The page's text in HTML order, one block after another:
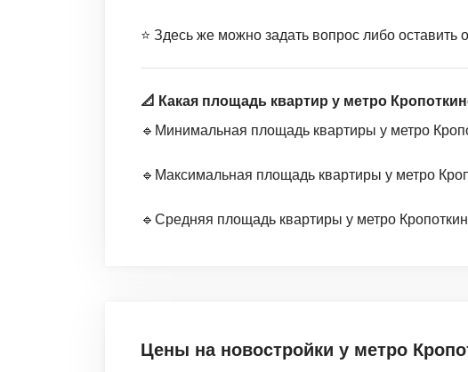
⭐️ Здесь же можно задать вопрос либо оставить
📐 Какая площадь квартир у метро
🔹Минимальная площадь квартиры у метро
🔹Максимальная площадь квартиры у метро
🔹Средняя площадь квартиры у метро
Цены на новостройки у метро